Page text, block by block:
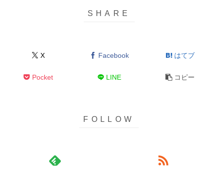
X Facebook はてブ
Pocket LINE コピー